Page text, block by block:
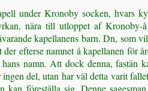
under Kronoby socken, hvars
nära till utloppet af Kronoby-
kapellanens barn. Dn, som
efterse namnet å kapellanen för
namn. Att dock denna, fastän
del, utan har väl detta varit
föreställa sig. Denne